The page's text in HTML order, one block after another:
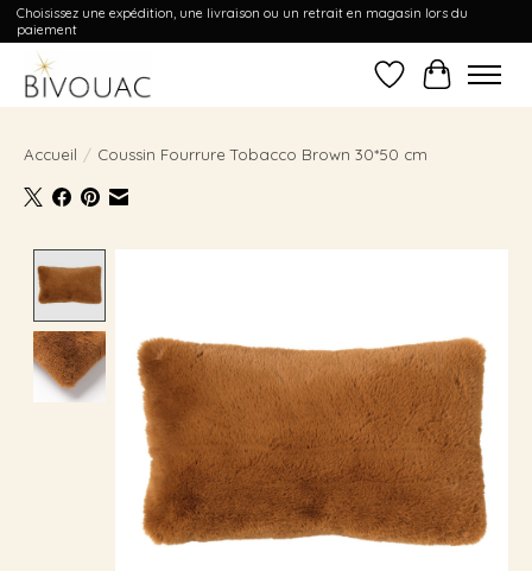
Choisissez une expédition, une livraison ou un retrait en magasin lors du
paiement
Liste dePanier
Accueil / Coussin Fourrure Tobacco Brown 30*50 cm